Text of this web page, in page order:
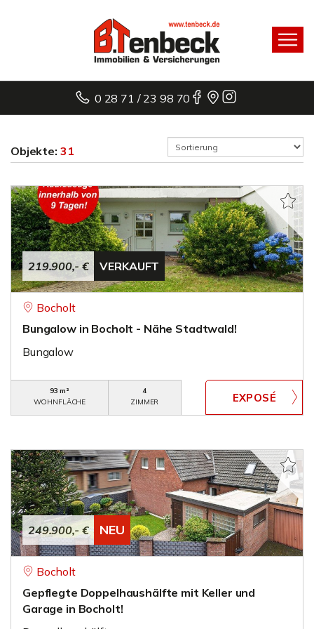
0 28 71 / 23 98 70
Objekte: 31
219.900,- € VERKAUFT
Bocholt
Bungalow in Bocholt - Nähe Stadtwald!
Bungalow
93 m²
WOHNFLÄCHE
4
ZIMMER
249.900,- € NEU
Bocholt
Gepflegte Doppelhaushälfte mit Keller und
Garage in Bocholt!